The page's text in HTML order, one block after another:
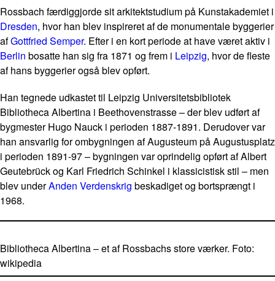
Rossbach færdiggjorde sit arkitektstudium på Kunstakademiet i
Dresden, hvor han blev inspireret af de monumentale byggerier
afGottfried Semper. Efter i en kort periode at have været aktiv i
Berlin bosatte han sig fra 1871 og frem i Leipzig, hvor de fleste
af hans byggerier også blev opført.
Han tegnede udkastet til Leipzig Universitetsbibliotek
Bibliotheca Albertina i Beethovenstrasse – der blev udført af
bygmester Hugo Nauck i perioden 1887-1891. Derudover var
han ansvarlig for ombygningen af Augusteum på Augustusplatz
i perioden 1891-97 – bygningen var oprindelig opført af Albert
Geutebrück og Karl Friedrich Schinkel i klassicistisk stil – men
blev underAnden Verdenskrig beskadiget og bortsprængt i
1968.
Bibliotheca Albertina – et af Rossbachs store værker. Foto:
wikipedia